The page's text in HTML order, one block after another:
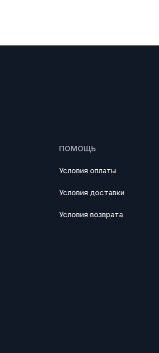
ПОМОЩЬ
Условия оплаты
Условия доставки
Условия возврата